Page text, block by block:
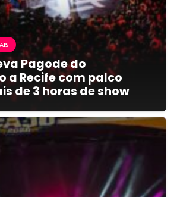
Pagode do
a Recife com palco
de 3 horas de show